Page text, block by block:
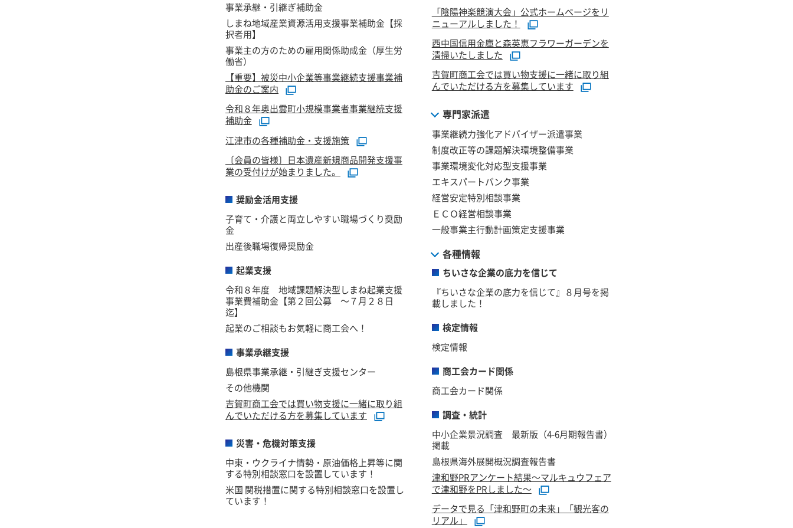
事業承継・引継ぎ補助金
しまね地域産業資源活用支援事業補助金【採
択者用】
事業主の方のための雇用関係助成金（厚生労
働省）
【重要】被災中小企業等事業継続支援事業補
助金のご案内
令和８年奥出雲町小規模事業者事業継続支援
補助金
江津市の各種補助金・支援施策
〔会員の皆様〕日本遺産新規商品開発支援事
業の受付けが始まりました。
奨励金活用支援
子育て・介護と両立しやすい職場づくり奨励
金
出産後職場復帰奨励金
起業支援
令和８年度 地域課題解決型しまね起業支援
事業費補助金【第２回公募 ～７月２８日
迄】
起業のご相談もお気軽に商工会へ！
事業承継支援
島根県事業承継・引継ぎ支援センター
その他機関
吉賀町商工会では買い物支援に一緒に取り組
んでいただける方を募集しています
災害・危機対策支援
中東・ウクライナ情勢・原油価格上昇等に関
する特別相談窓口を設置しています！
米国 関税措置に関する特別相談窓口を設置し
ています！
「陰陽神楽競演大会」公式ホームページをリ
ニューアルしました！
西中国信用金庫と森英恵フラワーガーデンを
清掃いたしました
吉賀町商工会では買い物支援に一緒に取り組
んでいただける方を募集しています
専門家派遣
事業継続力強化アドバイザー派遣事業
制度改正等の課題解決環境整備事業
事業環境変化対応型支援事業
エキスパートバンク事業
経営安定特別相談事業
ＥＣＯ経営相談事業
一般事業主行動計画策定支援事業
各種情報
ちいさな企業の底力を信じて
『ちいさな企業の底力を信じて』８月号を掲
載しました！
検定情報
検定情報
商工会カード関係
商工会カード関係
調査・統計
中小企業景況調査 最新版（4-6月期報告書）
掲載
島根県海外展開概況調査報告書
津和野PRアンケート結果～マルキュウフェア
で津和野をPRしました～
データで見る「津和野町の未来」「観光客の
リアル」